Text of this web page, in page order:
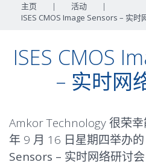
主页 | 活动
|
ISES CMOS Image Sensors – 实时
ISES CMOS
– 实时网
Amkor Technology 很荣
年 9 月 16 日星期四举办的
Sensors – 实时网络研讨会